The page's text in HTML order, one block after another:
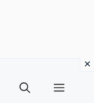
Menu